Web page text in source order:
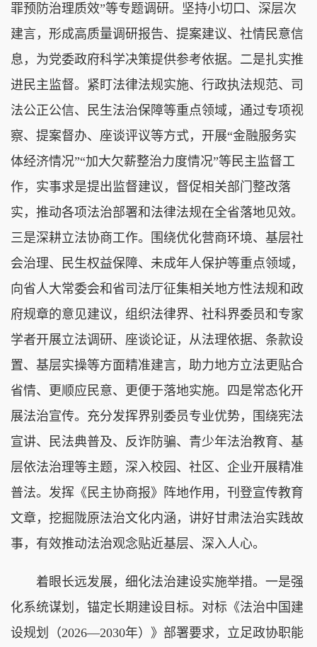
罪预防治理质效”等专题调研。坚持小切口、深层次
建言，形成高质量调研报告、提案建议、社情民意信
息，为党委政府科学决策提供参考依据。二是扎实推
进民主监督。紧盯法律法规实施、行政执法规范、司
法公正公信、民生法治保障等重点领域，通过专项视
察、提案督办、座谈评议等方式，开展“金融服务实
体经济情况”“加大欠薪整治力度情况”等民主监督工
作，实事求是提出监督建议，督促相关部门整改落
实，推动各项法治部署和法律法规在全省落地见效。
三是深耕立法协商工作。围绕优化营商环境、基层社
会治理、民生权益保障、未成年人保护等重点领域，
向省人大常委会和省司法厅征集相关地方性法规和政
府规章的意见建议，组织法律界、社科界委员和专家
学者开展立法调研、座谈论证，从法理依据、条款设
置、基层实操等方面精准建言，助力地方立法更贴合
省情、更顺应民意、更便于落地实施。四是常态化开
展法治宣传。充分发挥界别委员专业优势，围绕宪法
宣讲、民法典普及、反诈防骗、青少年法治教育、基
层依法治理等主题，深入校园、社区、企业开展精准
普法。发挥《民主协商报》阵地作用，刊登宣传教育
文章，挖掘陇原法治文化内涵，讲好甘肃法治实践故
事，有效推动法治观念贴近基层、深入人心。
着眼长远发展，细化法治建设实施举措。一是强
化系统谋划，锚定长期建设目标。对标《法治中国建
设规划（2026—2030年）》部署要求，立足政协职能